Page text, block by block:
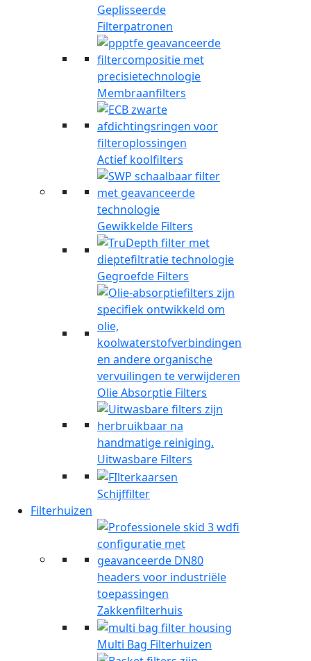
Geplisseerde
Filterpatronen
Membraanfilters
Actief koolfilters
Gewikkelde Filters
Gegroefde Filters
Olie Absorptie Filters
Uitwasbare Filters
Schijffilter
Filterhuizen
Zakkenfilterhuis
Multi Bag Filterhuizen